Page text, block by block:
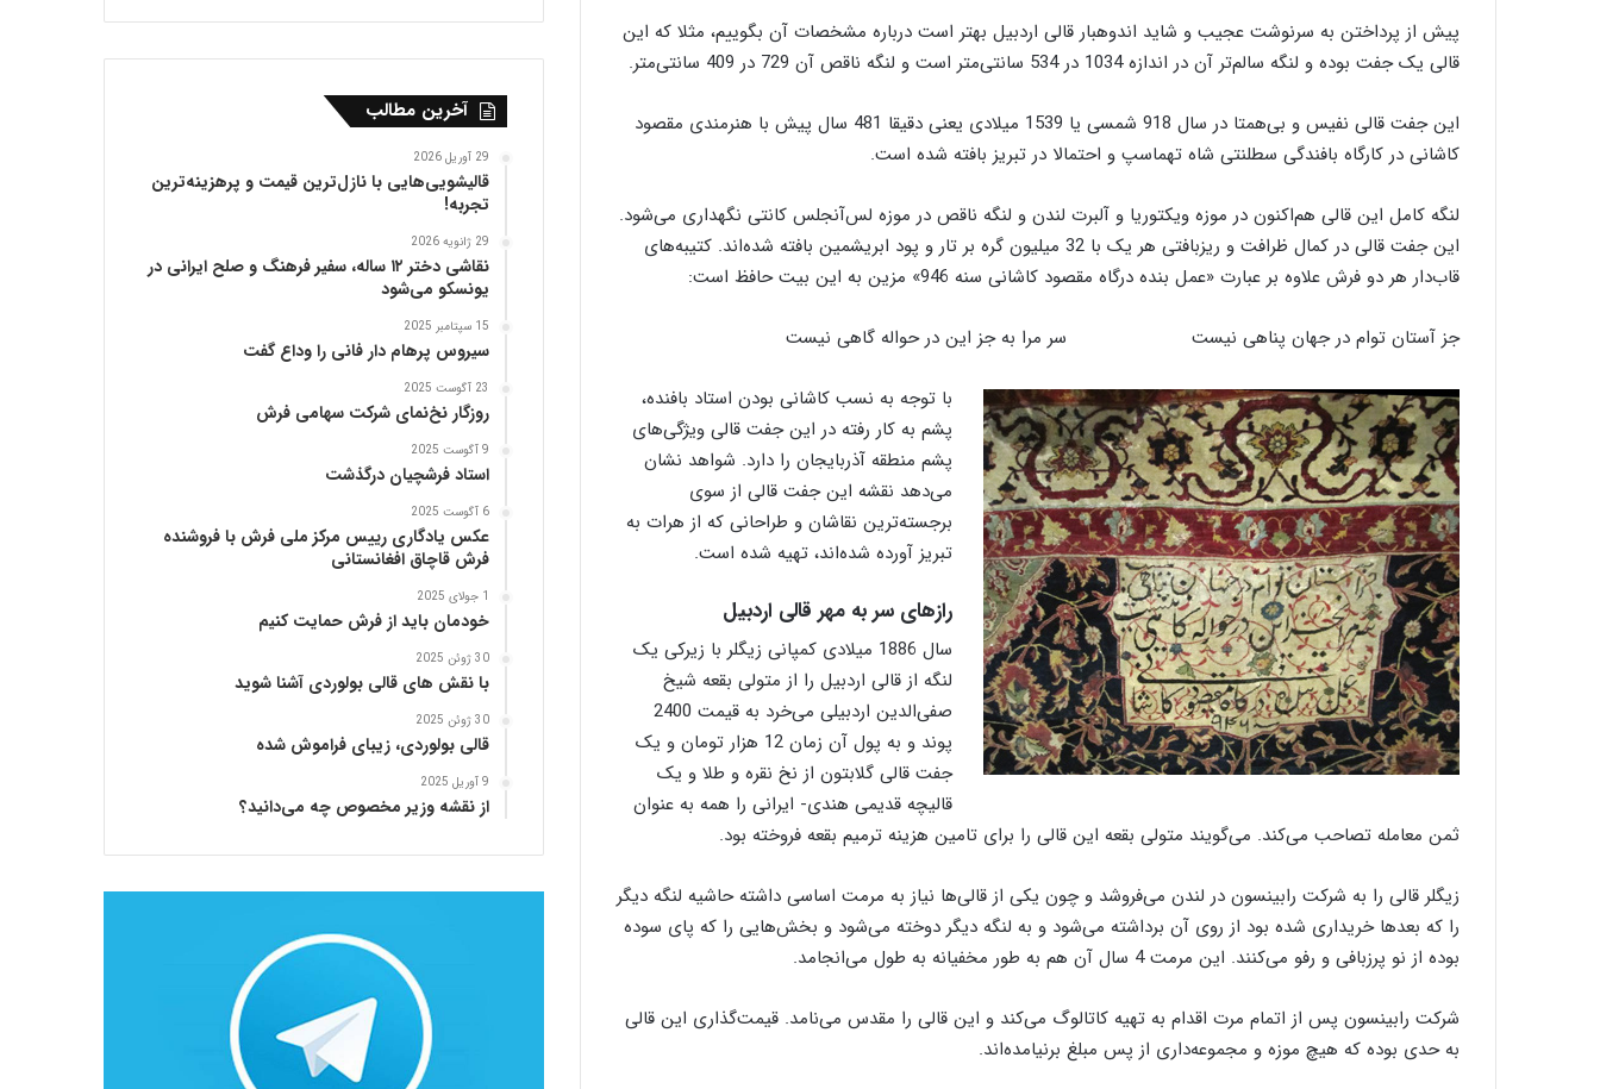
پیش از پرداختن به سرنوشت عجیب و شاید اندوهبار قالی اردبیل بهتر است درباره مشخصات آن بگوییم، مثلا که این
قالی یک جفت بوده و لنگه سالم‌تر آن در اندازه 1034 در 534 سانتی‌متر است و لنگه ناقص آن 729 در 409 سانتی‌متر.
این جفت قالی نفیس و بی‌همتا در سال 918 شمسی یا 1539 میلادی یعنی دقیقا 481 سال پیش با هنرمندی مقصود
کاشانی در کارگاه بافندگی سطلنتی شاه تهماسپ و احتمالا در تبریز بافته شده است.
لنگه کامل این قالی هم‌اکنون در موزه ویکتوریا و آلبرت لندن و لنگه ناقص در موزه لس‌آنجلس کانتی نگهداری می‌شود.
این جفت قالی در کمال ظرافت و ریزبافتی هر یک با 32 میلیون گره بر تار و پود ابریشمین بافته شده‌اند. کتیبه‌های
قاب‌دار هر دو فرش علاوه بر عبارت «عمل بنده درگاه مقصود کاشانی سنه 946» مزین به این بیت حافظ است:
جز آستان توام در جهان پناهی نیست سر مرا به جز این در حواله گاهی نیست
با توجه به نسب کاشانی بودن استاد بافنده،
پشم به کار رفته در این جفت قالی ویژگی‌های
پشم منطقه آذربایجان را دارد. شواهد نشان
می‌دهد نقشه این جفت قالی از سوی
برجسته‌ترین نقاشان و طراحانی که از هرات به
تبریز آورده شده‌اند، تهیه شده است.
رازهای سر به مهر قالی اردبیل
سال 1886 میلادی کمپانی زیگلر با زیرکی یک
لنگه از قالی اردبیل را از متولی بقعه شیخ
صفی‌الدین اردبیلی می‌خرد به قیمت 2400
پوند و به پول آن زمان 12 هزار تومان و یک
جفت قالی گلابتون از نخ نقره و طلا و یک
قالیچه قدیمی هندی- ایرانی را همه به عنوان
ثمن معامله تصاحب می‌کند. می‌گویند متولی بقعه این قالی را برای تامین هزینه ترمیم بقعه فروخته بود.
زیگلر قالی را به شرکت رابینسون در لندن می‌فروشد و چون یکی از قالی‌ها نیاز به مرمت اساسی داشته حاشیه لنگه دیگر
را که بعدها خریداری شده بود از روی آن برداشته می‌شود و به لنگه دیگر دوخته می‌شود و بخش‌هایی را که پای سوده
بوده از نو پرزبافی و رفو می‌کنند. این مرمت 4 سال آن هم به طور مخفیانه به طول می‌انجامد.
شرکت رابینسون پس از اتمام مرت اقدام به تهیه کاتالوگ می‌کند و این قالی را مقدس می‌نامد. قیمت‌گذاری این قالی
به حدی بوده که هیچ موزه و مجموعه‌داری از پس مبلغ برنیامده‌اند.
‌
ه
ی
ق
ا
ی
ف
د
ک
ا
ن
ر
و
ی
ت
ت
و
ر
ه
ی
ا
ی
ن
ا
س
م
د
آخرین مطالب
29 آوریل 2026
قالیشویی‌هایی با نازل‌ترین قیمت و پرهزینه‌ترین
تجربه!
29 ژانویه 2026
نقاشی دختر ۱۲ ساله، سفیر فرهنگ و صلح ایرانی در
یونسکو می‌شود
15 سپتامبر 2025
سیروس پرهام دار فانی را وداع گفت
23 آگوست 2025
روزگار نخ‌نمای شرکت سهامی فرش
9 آگوست 2025
استاد فرشچیان درگذشت
6 آگوست 2025
عکس یادگاری رییس مرکز ملی فرش با فروشنده
فرش قاچاق افغانستانی
1 جولای 2025
خودمان باید از فرش حمایت کنیم
30 ژوئن 2025
با نقش های قالی بولوردی آشنا شوید
30 ژوئن 2025
قالی بولوردی، زیبای فراموش شده
9 آوریل 2025
از نقشه وزیر مخصوص چه می‌دانید؟